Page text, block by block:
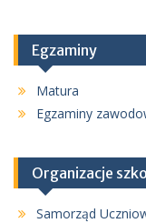
Egzaminy
Matura
Egzaminy
Organizacje
Samorząd